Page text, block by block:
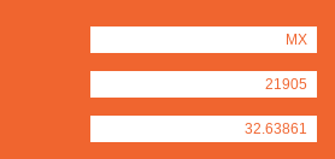
MX
21905
32.63861